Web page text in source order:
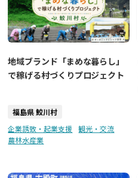
地域ブランド「まめな暮らし」
で稼げる村づくりプロジェクト
福島県 鮫川村
企業誘致・起業支援
観光・交流
農林水産業